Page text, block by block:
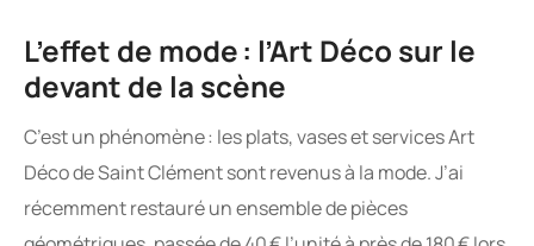
L’effet de mode : l’Art Déco sur le
devant de la scène
C’est un phénomène : les plats, vases et services Art
Déco de Saint Clément sont revenus à la mode. J’ai
récemment restauré un ensemble de pièces